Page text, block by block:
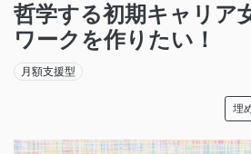
哲学する初期キャリア
ワークを作りたい！
月額支援型
埋